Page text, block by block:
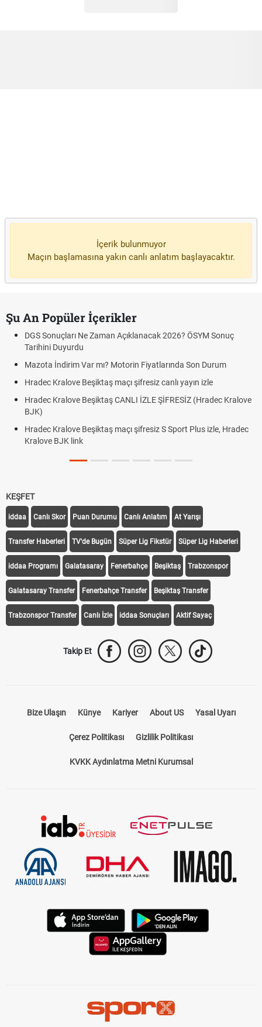
İçerik bulunmuyor
Maçın başlamasına yakın canlı anlatım başlayacaktır.
Şu An Popüler İçerikler
DGS Sonuçları Ne Zaman Açıklanacak 2026? ÖSYM Sonuç
Tarihini Duyurdu
Mazota İndirim Var mı? Motorin Fiyatlarında Son Durum
Hradec Kralove Beşiktaş maçı şifresiz canlı yayın izle
Hradec Kralove Beşiktaş CANLI İZLE ŞİFRESİZ (Hradec Kralove
BJK)
Hradec Kralove Beşiktaş maçı şifresiz S Sport Plus izle, Hradec
Kralove BJK link
KEŞFET
iddaa Canlı Skor Puan Durumu Canlı Anlatım At Yarışı
Transfer Haberleri TV'de Bugün Süper Lig Fikstür Süper Lig Haberleri
iddaa Programı Galatasaray Fenerbahçe Beşiktaş Trabzonspor
Galatasaray Transfer Fenerbahçe Transfer Beşiktaş Transfer
Trabzonspor Transfer Canlı İzle iddaa Sonuçları Aktif Sayaç
Takip Et
Bize Ulaşın Künye Kariyer About US Yasal Uyarı
Çerez Politikası Gizlilik Politikası
KVKK Aydınlatma Metni Kurumsal